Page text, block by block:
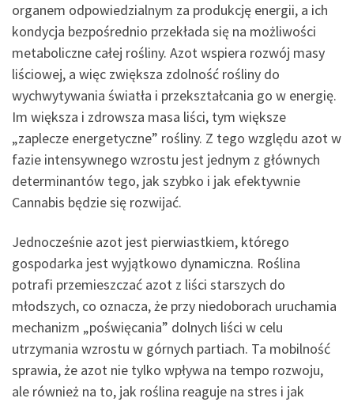
organem odpowiedzialnym za produkcję energii, a ich
kondycja bezpośrednio przekłada się na możliwości
metaboliczne całej rośliny. Azot wspiera rozwój masy
liściowej, a więc zwiększa zdolność rośliny do
wychwytywania światła i przekształcania go w energię.
Im większa i zdrowsza masa liści, tym większe
„zaplecze energetyczne” rośliny. Z tego względu azot w
fazie intensywnego wzrostu jest jednym z głównych
determinantów tego, jak szybko i jak efektywnie
Cannabis będzie się rozwijać.
Jednocześnie azot jest pierwiastkiem, którego
gospodarka jest wyjątkowo dynamiczna. Roślina
potrafi przemieszczać azot z liści starszych do
młodszych, co oznacza, że przy niedoborach uruchamia
mechanizm „poświęcania” dolnych liści w celu
utrzymania wzrostu w górnych partiach. Ta mobilność
sprawia, że azot nie tylko wpływa na tempo rozwoju,
ale również na to, jak roślina reaguje na stres i jak